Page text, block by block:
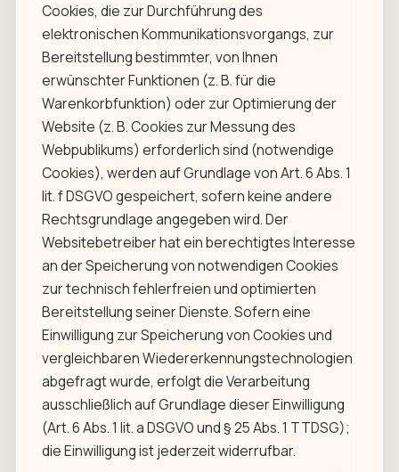
Cookies, die zur Durchführung des
elektronischen Kommunikationsvorgangs, zur
Bereitstellung bestimmter, von Ihnen
erwünschter Funktionen (z. B. für die
Warenkorbfunktion) oder zur Optimierung der
Website (z. B. Cookies zur Messung des
Webpublikums) erforderlich sind (notwendige
Cookies), werden auf Grundlage von Art. 6 Abs. 1
lit. f DSGVO gespeichert, sofern keine andere
Rechtsgrundlage angegeben wird. Der
Websitebetreiber hat ein berechtigtes Interesse
an der Speicherung von notwendigen Cookies
zur technisch fehlerfreien und optimierten
Bereitstellung seiner Dienste. Sofern eine
Einwilligung zur Speicherung von Cookies und
vergleichbaren Wiedererkennungstechnologien
abgefragt wurde, erfolgt die Verarbeitung
ausschließlich auf Grundlage dieser Einwilligung
(Art. 6 Abs. 1 lit. a DSGVO und § 25 Abs. 1 TTDSG);
die Einwilligung ist jederzeit widerrufbar.